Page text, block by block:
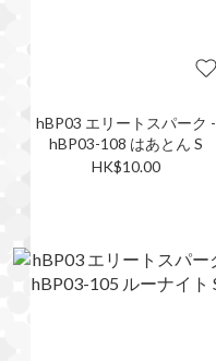
hBP03 エリートスパーク -
hBP03-108 はあとん S
HK$10.00